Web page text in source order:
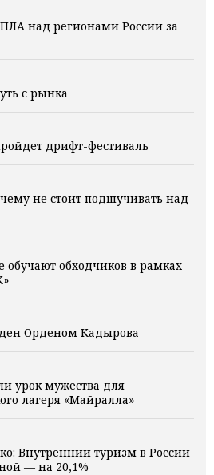
над регионами России за
с рынка
дрифт-фестиваль
не стоит подшучивать над
обходчиков в рамках
Орденом Кадырова
урок мужества для
лагеря «Майралла»
Внутренний туризм в России
— на 20,1%